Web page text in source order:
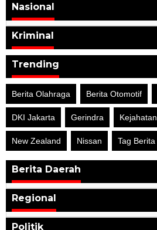
Nasional
Kriminal
Trending
Berita Olahraga Berita Otomotif
DKI Jakarta Gerindra Kejahatan
New Zealand Nissan Tag Berita
Berita Daerah
Regional
Politik